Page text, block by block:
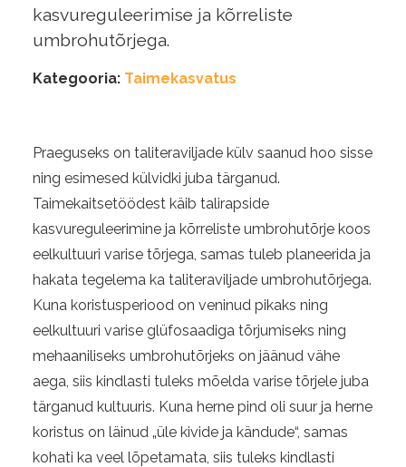
kasvureguleerimise ja kõrreliste
umbrohutõrjega.
Kategooria: Taimekasvatus
Praeguseks on taliteraviljade külv saanud hoo sisse
ning esimesed külvidki juba tärganud.
Taimekaitsetöödest käib talirapside
kasvureguleerimine ja kõrreliste umbrohutõrje koos
eelkultuuri varise tõrjega, samas tuleb planeerida ja
hakata tegelema ka taliteraviljade umbrohutõrjega.
Kuna koristusperiood on veninud pikaks ning
eelkultuuri varise glüfosaadiga tõrjumiseks ning
mehaaniliseks umbrohutõrjeks on jäänud vähe
aega, siis kindlasti tuleks mõelda varise tõrjele juba
tärganud kultuuris. Kuna herne pind oli suur ja herne
koristus on läinud „üle kivide ja kändude“, samas
kohati ka veel lõpetamata, siis tuleks kindlasti